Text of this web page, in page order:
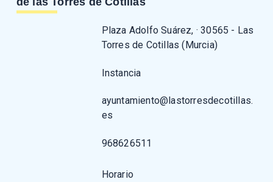
Plaza Adolfo Suárez, · 30565 - Las
Torres de Cotillas (Murcia)
Instancia
ayuntamiento@lastorresdecotillas.
es
968626511
Horario